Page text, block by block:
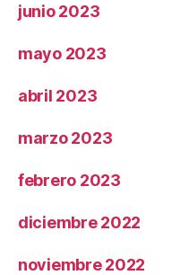
junio 2023
mayo 2023
abril 2023
marzo 2023
febrero 2023
diciembre 2022
noviembre 2022